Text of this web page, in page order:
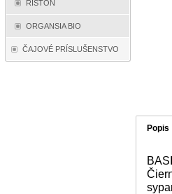
RISTON
ORGANSIA BIO
ČAJOVÉ PRÍSLUŠENSTVO
Popis